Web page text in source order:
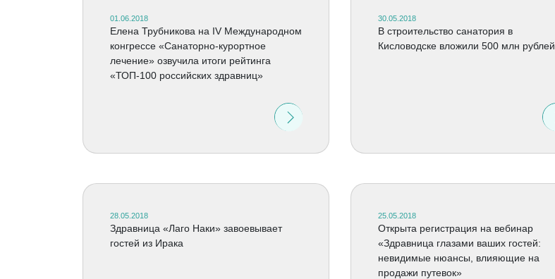
01.06.2018
Елена Трубникова на IV Международном
конгрессе «Санаторно-курортное
лечение» озвучила итоги рейтинга
«ТОП-100 российских здравниц»
30.05.2018
В строительство санатория в
Кисловодске вложили 500 млн рублей
28.05.2018
Здравница «Лаго Наки» завоевывает
гостей из Ирака
25.05.2018
Открыта регистрация на вебинар
«Здравница глазами ваших гостей:
невидимые нюансы, влияющие на
продажи путевок»